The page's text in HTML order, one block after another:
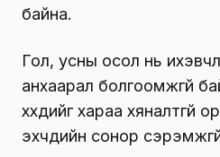
байна.
Гол, усны осол нь
анхаарал болгоомжгүй
хүүхдийг хараа хяналтгүй
эхчүүдийн сонор